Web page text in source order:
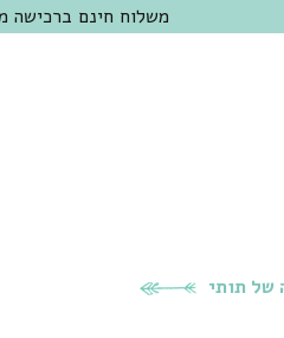
משלוח חינם ברכישה מעל 300 ש"ח | אופציה למשלוח מהיום להיום באזור המרכז | מוזמנים לבקר
של תותי